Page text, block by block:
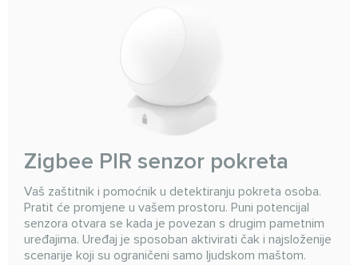
Zigbee PIR senzor pokreta
Vaš zaštitnik i pomoćnik u detektiranju pokreta osoba.
Pratit će promjene u vašem prostoru. Puni potencijal
senzora otvara se kada je povezan s drugim pametnim
uređajima. Uređaj je sposoban aktivirati čak i najsloženije
scenarije koji su ograničeni samo ljudskom maštom.